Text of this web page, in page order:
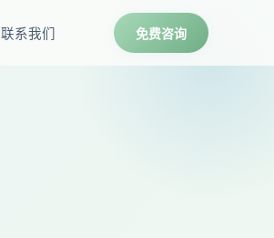
联系我们 免费咨询